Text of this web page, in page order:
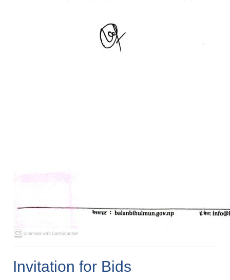
Invitation for Bids